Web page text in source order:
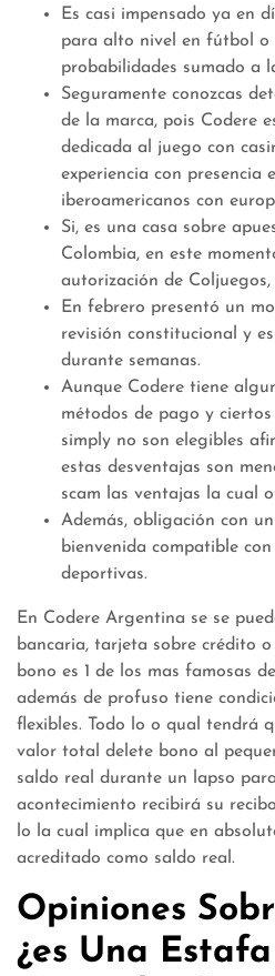
Es casi impensado ya en
para alto nivel en fútbol o
probabilidades sumado a
Seguramente conozcas
de la marca, pois Codere
dedicada al juego con
experiencia con presencia
iberoamericanos con
Si, es una casa sobre
Colombia, en este
autorización de
En febrero presentó un
revisión constitucional y
durante semanas.
Aunque Codere tiene
métodos de pago y
simply no son elegibles
estas desventajas son
scam las ventajas la cual
Además, obligación con
bienvenida compatible
deportivas.
En Codere Argentina se se
bancaria, tarjeta sobre crédito
bono es 1 de los mas famosas
además de profuso tiene
flexibles. Todo lo o qual tendrá
valor total delete bono al
saldo real durante un lapso
acontecimiento recibirá su
lo la cual implica que en
acreditado como saldo real.
Opiniones
¿es Una